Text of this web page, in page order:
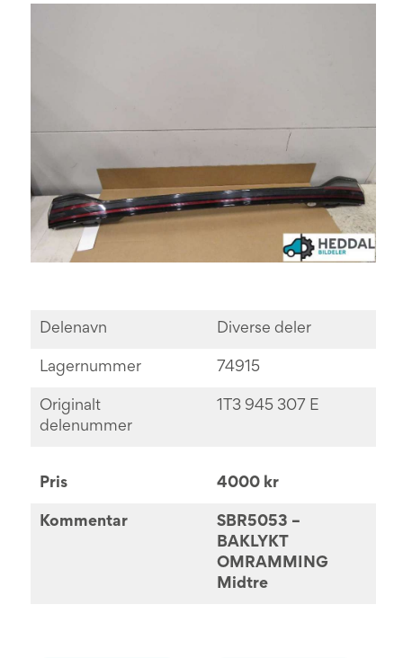
Delenavn Diverse deler
Lagernummer 74915
Originalt
delenummer
1T3 945 307 E
Pris 4000 kr
Kommentar
SBR5053 –
BAKLYKT
OMRAMMING
Midtre